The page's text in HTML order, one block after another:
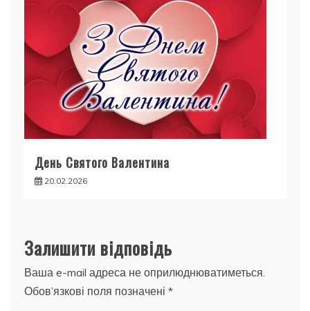
День Святого Валентина
20.02.2026
Залишити відповідь
Ваша e-mail адреса не оприлюднюватиметься.
Обов’язкові поля позначені *